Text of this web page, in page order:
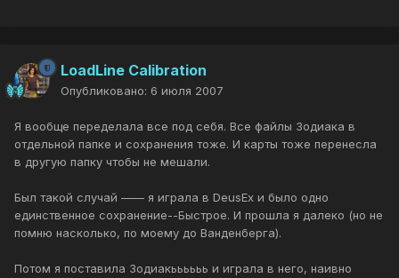
LoadLine Calibration
Опубликовано: 6 июля 2007
Я вообще переделала все под себя. Все файлы Зодиака в
отдельной папке и сохранения тоже. И карты тоже перенесла
в другую папку чтобы не мешали.
Был такой случай —— я играла в DeusEx и было одно
единственное сохранение--Быстрое. И прошла я далеко (но не
помню насколько, по моему до Ванденберга).
Потом я поставила Зодиакьььььь и играла в него, наивно